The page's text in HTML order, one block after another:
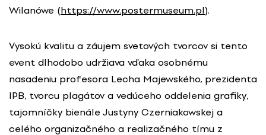
Wilanówe (https://www.postermuseum.pl).
Vysokú kvalitu a záujem svetových tvorcov si tento
event dlhodobo udržiava vďaka osobnému
nasadeniu profesora Lecha Majewského, prezidenta
IPB, tvorcu plagátov a vedúceho oddelenia grafiky,
tajomníčky bienále Justyny Czerniakowskej a
celého organizačného a realizačného tímu z